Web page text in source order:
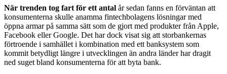
När trenden tog fart för ett antal år sedan fanns en förväntan att
konsumenterna skulle anamma fintechbolagens lösningar med
öppna armar på samma sätt som de gjort med produkter från Apple,
Facebook eller Google. Det har dock visat sig att storbankernas
förtroende i samhället i kombination med ett banksystem som
kommit betydligt längre i utvecklingen än andra länder har dragit
ned suget bland konsumenterna för att byta bank.